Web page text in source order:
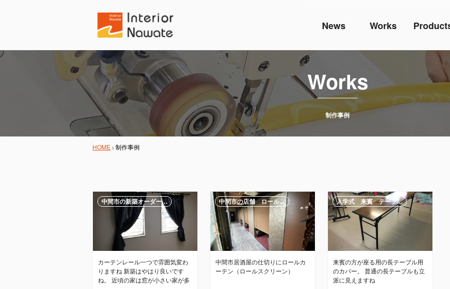
News Works
Works
制作事例
HOME 制作事例
中間市の新築オーダー…
カーテンレール一つで雰囲気変わ
りますね 新築はやはり良いです
ね。 近頃の家は窓が小さい家が多
中間市の店舗 ロール…
中間市居酒屋の仕切りにロールカ
ーテン（ロールスクリーン）
入学式 来賓 テーブ…
来賓の方が座る用の長テーブル用
のカバー。 普通の長テーブルも立
派に見えますね